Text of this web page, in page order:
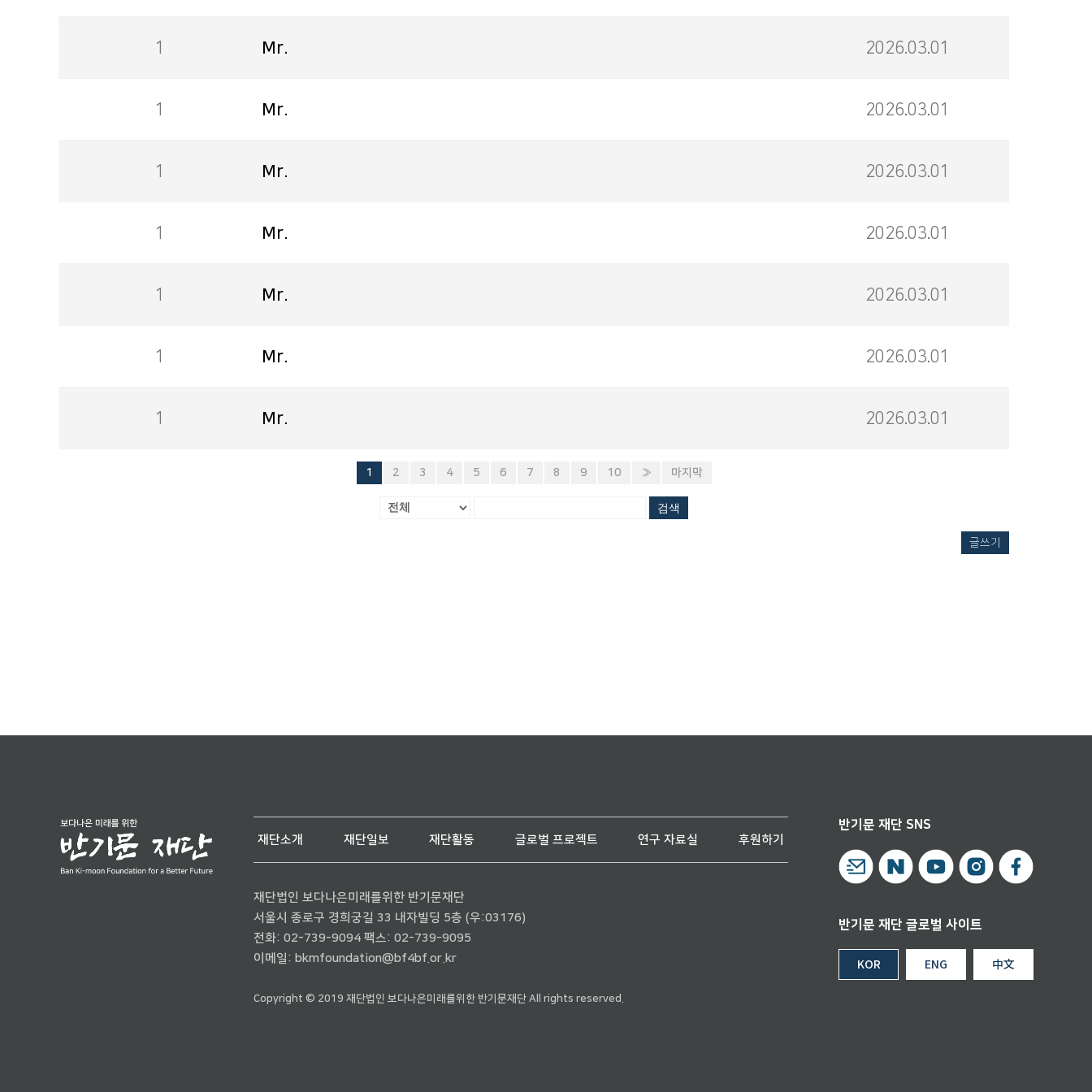
1 Mr. 2026.03.01
1 Mr. 2026.03.01
1 Mr. 2026.03.01
1 Mr. 2026.03.01
1 Mr. 2026.03.01
1 Mr. 2026.03.01
1 Mr. 2026.03.01
1 2 3 4 5 6 7 8 9 10 » 마지막
검색
글쓰기
재단소개 재단일보 재단활동 글로벌 프로젝트 연구 자료실 후원하기
재단법인 보다나은미래를위한 반기문재단
서울시 종로구 경희궁길 33 내자빌딩 5층 (우:03176)
전화: 02-739-9094 팩스: 02-739-9095
이메일: bkmfoundation@bf4bf.or.kr
Copyright © 2019 재단법인 보다나은미래를위한 반기문재단 All rights reserved.
반기문 재단 SNS
반기문 재단 글로벌 사이트
KOR ENG 中文